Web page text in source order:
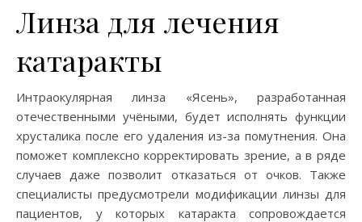
Линза для лечения
катаракты
Интраокулярная линза «Ясень», разработанная
отечественными учёными, будет исполнять функции
хрусталика после его удаления из-за помутнения. Она
поможет комплексно корректировать зрение, а в ряде
случаев даже позволит отказаться от очков. Также
специалисты предусмотрели модификации линзы для
пациентов, у которых катаракта сопровождается